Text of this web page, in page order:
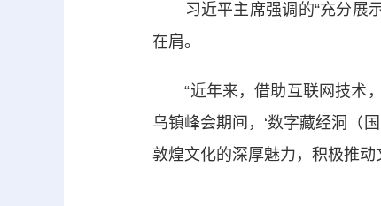
习近平主席强调的“充分展示
在肩。
“近年来，借助互联网技术，
乌镇峰会期间，‘数字藏经洞（
敦煌文化的深厚魅力，积极推动